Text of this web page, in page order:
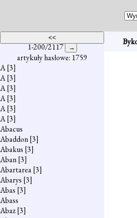
1-200/2117
artykuły hasłowe: 1759
A[3]
A[3]
A[3]
A[3]
A[3]
A[3]
Abacus
Abaddon[3]
Abakus [3]
Aban[3]
Abartarea[3]
Abarys [3]
Abas [3]
Abass
Abaz[3]